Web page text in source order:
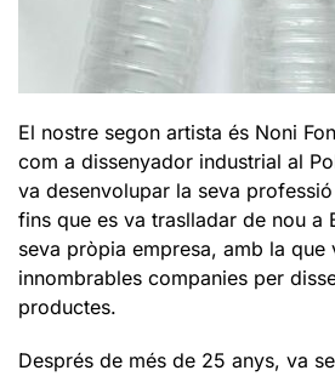
El nostre segon artista és Noni
com a dissenyador industrial al
va desenvolupar la seva
fins que es va traslladar de nou a
seva pròpia empresa, amb la que
innombrables companies per
productes.
Després de més de 25 anys, va